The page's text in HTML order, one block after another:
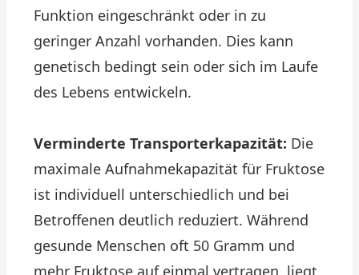
Funktion eingeschränkt oder in zu
geringer Anzahl vorhanden. Dies kann
genetisch bedingt sein oder sich im Laufe
des Lebens entwickeln.
Verminderte Transporterkapazität: Die
maximale Aufnahmekapazität für Fruktose
ist individuell unterschiedlich und bei
Betroffenen deutlich reduziert. Während
gesunde Menschen oft 50 Gramm und
mehr Fruktose auf einmal vertragen, liegt